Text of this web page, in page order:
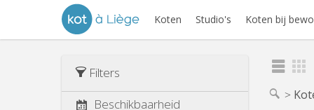
Koten Studio's Koten bij
Filters
Beschikbaarheid